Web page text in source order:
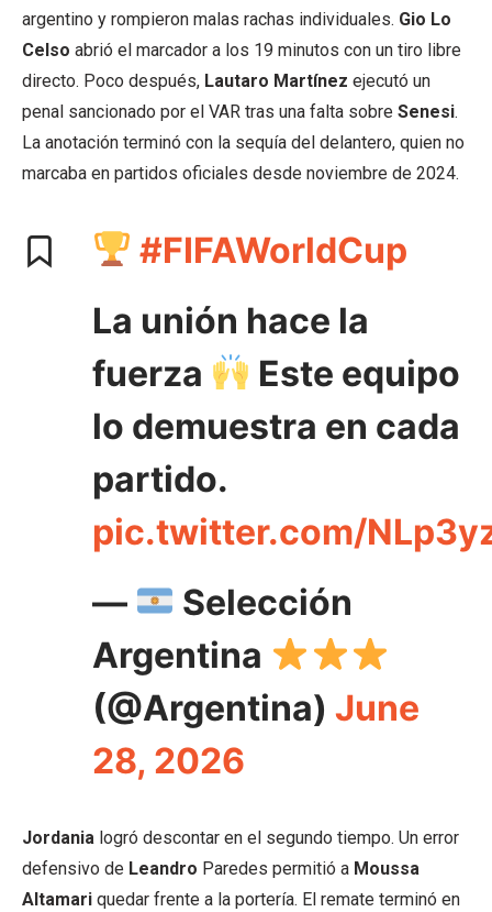
argentino y rompieron malas rachas individuales. Gio Lo
Celso abrió el marcador a los 19 minutos con un tiro libre
directo. Poco después, Lautaro Martínez ejecutó un
penal sancionado por el VAR tras una falta sobre Senesi.
La anotación terminó con la sequía del delantero, quien no
marcaba en partidos oficiales desde noviembre de 2024.
#FIFAWorldCup
La unión hace la
fuerza
Este equipo
lo demuestra en cada
partido.
pic.twitter.com/
—
Selección
Argentina
(@Argentina) June
28, 2026
Jordania logró descontar en el segundo tiempo. Un error
defensivo de Leandro Paredes permitió a Moussa
Altamari quedar frente a la portería. El remate terminó en